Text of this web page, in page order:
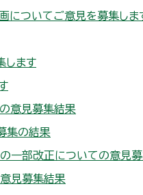
についてご意見を募集しま
します
意見募集結果
集の結果
一部改正についての意見
見募集結果